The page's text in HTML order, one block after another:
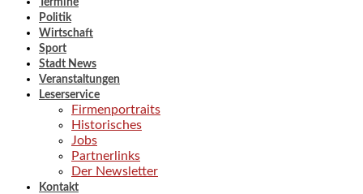
Termine
Politik
Wirtschaft
Sport
Stadt News
Veranstaltungen
Leserservice
Firmenportraits
Historisches
Jobs
Partnerlinks
Der Newsletter
Kontakt